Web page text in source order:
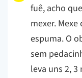
fuê, acho
mexer.
espuma. O
sem
leva uns 2,